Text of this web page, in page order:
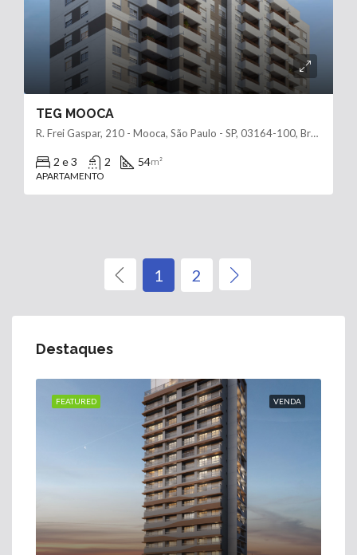
TEG MOOCA
R. Frei Gaspar, 210 - Mooca, São Paulo - SP, 03164-100, Brasil
2 e 3 2 54m²
APARTAMENTO
1 2
Destaques
VENDA
FEATURED